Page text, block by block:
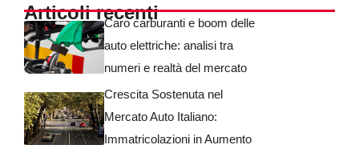
Articoli recentiCaro carburanti e boom delle
auto elettriche: analisi tra
numeri e realtà del mercato
Crescita Sostenuta nel
Mercato Auto Italiano:
Immatricolazioni in Aumento